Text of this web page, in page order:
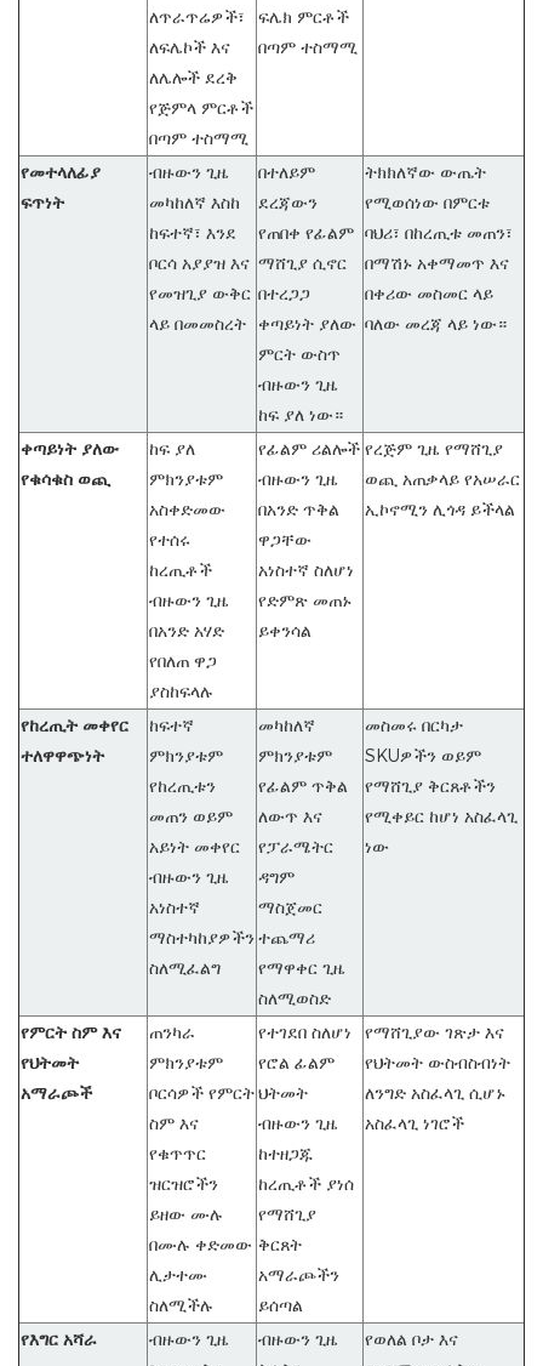
ለጥራጥሬዎች፣
ለፍሌኮች እና
ለሌሎች ደረቅ
የጅምላ ምርቶች
በጣም ተስማሚ
ፍሌክ ምርቶች
በጣም ተስማሚ
የመተላለፊያ
ፍጥነት
ብዙውን ጊዜ
መካከለኛ እስከ
ከፍተኛ፣ እንደ
ቦርሳ አያያዝ እና
የመዝጊያ ውቅር
ላይ በመመስረት
በተለይም
ደረጃውን
የጠበቀ የፊልም
ማሸጊያ ሲኖር
በተረጋጋ
ቀጣይነት ያለው
ምርት ውስጥ
ብዙውን ጊዜ
ከፍ ያለ ነው።
ትክክለኛው ውጤት
የሚወሰነው በምርቱ
ባህሪ፣ በከረጢቱ መጠን፣
በማሽኑ አቀማመጥ እና
በቀሪው መስመር ላይ
ባለው መረጃ ላይ ነው።
ቀጣይነት ያለው
የቁሳቁስ ወጪ
ከፍ ያለ
ምክንያቱም
አስቀድመው
የተሰሩ
ከረጢቶች
ብዙውን ጊዜ
በአንድ አሃድ
የበለጠ ዋጋ
ያስከፍላሉ
የፊልም ሪልሎች
ብዙውን ጊዜ
በአንድ ጥቅል
ዋጋቸው
አነስተኛ ስለሆነ
የድምጽ መጠኑ
ይቀንሳል
የረጅም ጊዜ የማሸጊያ
ወጪ አጠቃላይ የአሠራር
ኢኮኖሚን ​​​​ሊጎዳ ይችላል
የከረጢት መቀየር
ተለዋዋጭነት
ከፍተኛ
ምክንያቱም
የከረጢቱን
መጠን ወይም
አይነት መቀየር
ብዙውን ጊዜ
አነስተኛ
ማስተካከያዎችን
ስለሚፈልግ
መካከለኛ
ምክንያቱም
የፊልም ጥቅል
ለውጥ እና
የፓራሜትር
ዳግም
ማስጀመር
ተጨማሪ
የማዋቀር ጊዜ
ስለሚወስድ
መስመሩ በርካታ
SKUዎችን ወይም
የማሸጊያ ቅርጸቶችን
የሚቀይር ከሆነ አስፈላጊ
ነው
የምርት ስም እና
የህትመት
አማራጮች
ጠንካራ
ምክንያቱም
ቦርሳዎች የምርት
ስም እና
የቁጥጥር
ዝርዝሮችን
ይዘው ሙሉ
በሙሉ ቀድመው
ሊታተሙ
ስለሚችሉ
የተገደበ ስለሆነ
የሮል ፊልም
ህትመት
ብዙውን ጊዜ
ከተዘጋጁ
ከረጢቶች ያነሰ
የማሸጊያ
ቅርጸት
አማራጮችን
ይሰጣል
የማሸጊያው ገጽታ እና
የህትመት ውስብስብነት
ለንግድ አስፈላጊ ሲሆኑ
አስፈላጊ ነገሮች
የእግር አሻራ
ብዙውን ጊዜ
ብዙውን ጊዜ
የወለል ቦታ እና